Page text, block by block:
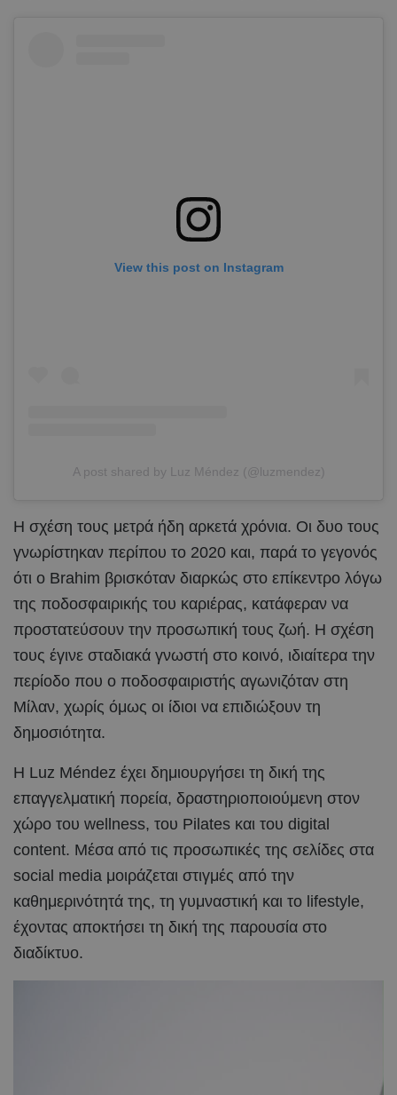
View this post on Instagram
A post shared by Luz Méndez (@luzmendez)
Η σχέση τους μετρά ήδη αρκετά χρόνια. Οι δυο τους
γνωρίστηκαν περίπου το 2020 και, παρά το γεγονός
ότι ο Brahim βρισκόταν διαρκώς στο επίκεντρο λόγω
της ποδοσφαιρικής του καριέρας, κατάφεραν να
προστατεύσουν την προσωπική τους ζωή. Η σχέση
τους έγινε σταδιακά γνωστή στο κοινό, ιδιαίτερα την
περίοδο που ο ποδοσφαιριστής αγωνιζόταν στη
Μίλαν, χωρίς όμως οι ίδιοι να επιδιώξουν τη
δημοσιότητα.
Η Luz Méndez έχει δημιουργήσει τη δική της
επαγγελματική πορεία, δραστηριοποιούμενη στον
χώρο του wellness, του Pilates και του digital
content. Μέσα από τις προσωπικές της σελίδες στα
social media μοιράζεται στιγμές από την
καθημερινότητά της, τη γυμναστική και το lifestyle,
έχοντας αποκτήσει τη δική της παρουσία στο
διαδίκτυο.